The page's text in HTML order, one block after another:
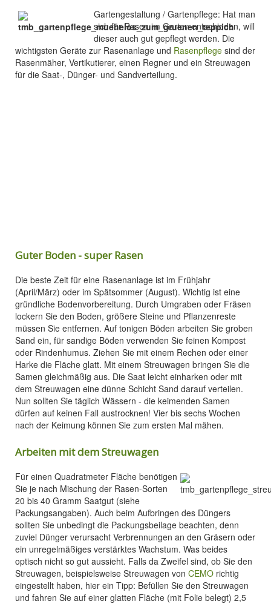
Gartengestaltung / Gartenpflege: Hat man
sich für Rasen im Garten entschieden, will
dieser auch gut gepflegt werden. Die
wichtigsten Geräte zur Rasenanlage und Rasenpflege sind der
Rasenmäher, Vertikutierer, einen Regner und ein Streuwagen
für die Saat-, Dünger- und Sandverteilung.
Guter Boden - super Rasen
Die beste Zeit für eine Rasenanlage ist im Frühjahr
(April/März) oder im Spätsommer (August). Wichtig ist eine
gründliche Bodenvorbereitung. Durch Umgraben oder Fräsen
lockern Sie den Boden, größere Steine und Pflanzenreste
müssen Sie entfernen. Auf tonigen Böden arbeiten Sie groben
Sand ein, für sandige Böden verwenden Sie feinen Kompost
oder Rindenhumus. Ziehen Sie mit einem Rechen oder einer
Harke die Fläche glatt. Mit einem Streuwagen bringen Sie die
Samen gleichmäßig aus. Die Saat leicht einharken oder mit
dem Streuwagen eine dünne Schicht Sand darauf verteilen.
Nun sollten Sie täglich Wässern - die keimenden Samen
dürfen auf keinen Fall austrocknen! Vier bis sechs Wochen
nach der Keimung können Sie zum ersten Mal mähen.
Arbeiten mit dem Streuwagen
Für einen Quadratmeter Fläche benötigen
Sie je nach Mischung der Rasen-Sorten
20 bis 40 Gramm Saatgut (siehe
Packungsangaben). Auch beim Aufbringen des Düngers
sollten Sie unbedingt die Packungsbeilage beachten, denn
zuviel Dünger verursacht Verbrennungen an den Gräsern oder
ein unregelmäßiges verstärktes Wachstum. Was beides
optisch nicht so gut aussieht. Falls da Zweifel sind, ob Sie den
Streuwagen, beispielsweise Streuwagen von CEMO richtig
eingestellt haben, hier ein Tipp: Befüllen Sie den Streuwagen
und fahren Sie auf einer glatten Fläche (mit Folie belegt) 2,5